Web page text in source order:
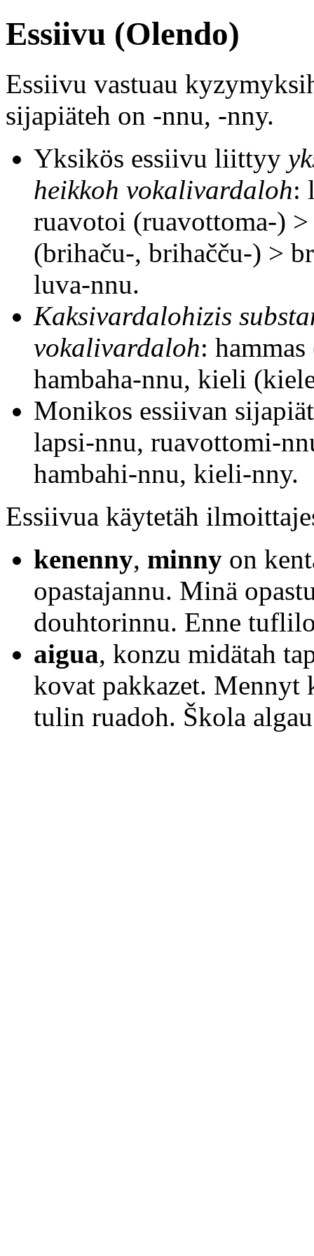
Essiivu (Olendo)
Essiivu vastuau
sijapiäteh on -nnu, -nny.
Yksikös essiivu liittyy
heikkoh vokalivardaloh:
ruavotoi (ruavottoma-)
(brihaču-, brihačču-) >
luva-nnu.
Kaksivardalohizis
vokalivardaloh:
hambaha-nnu, kieli
Monikos essiivan
lapsi-nnu, ruavottomi-
hambahi-nnu, kieli-nny.
Essiivua käytetäh
kenenny, minny on
opastajannu. Minä
douhtorinnu. Enne
aigua, konzu midätah
kovat pakkazet. Mennyt
tulin ruadoh. Škola